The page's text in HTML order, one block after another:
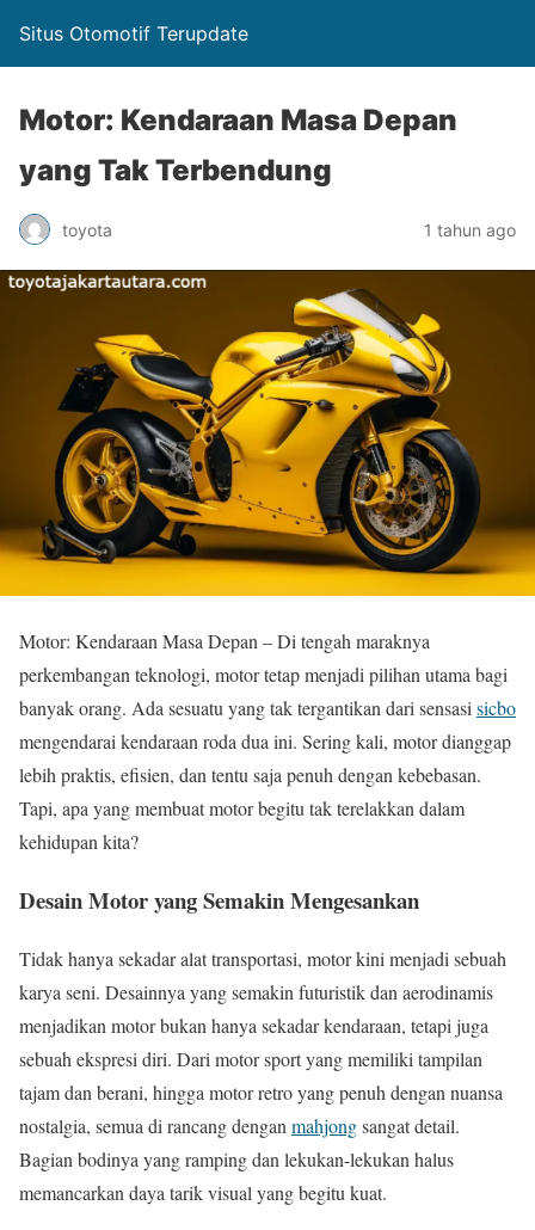
Situs Otomotif Terupdate
Motor: Kendaraan Masa Depan
yang Tak Terbendung
toyota 1 tahun ago
Motor: Kendaraan Masa Depan – Di tengah maraknya
perkembangan teknologi, motor tetap menjadi pilihan utama bagi
banyak orang. Ada sesuatu yang tak tergantikan dari sensasisicbo
mengendarai kendaraan roda dua ini. Sering kali, motor dianggap
lebih praktis, efisien, dan tentu saja penuh dengan kebebasan.
Tapi, apa yang membuat motor begitu tak terelakkan dalam
kehidupan kita?
Desain Motor yang Semakin Mengesankan
Tidak hanya sekadar alat transportasi, motor kini menjadi sebuah
karya seni. Desainnya yang semakin futuristik dan aerodinamis
menjadikan motor bukan hanya sekadar kendaraan, tetapi juga
sebuah ekspresi diri. Dari motor sport yang memiliki tampilan
tajam dan berani, hingga motor retro yang penuh dengan nuansa
nostalgia, semua di rancang dengan mahjongsangat detail.
Bagian bodinya yang ramping dan lekukan-lekukan halus
memancarkan daya tarik visual yang begitu kuat.